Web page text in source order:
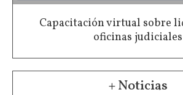
Capacitación virtual sobre
oficinas judiciales
+ Noticias